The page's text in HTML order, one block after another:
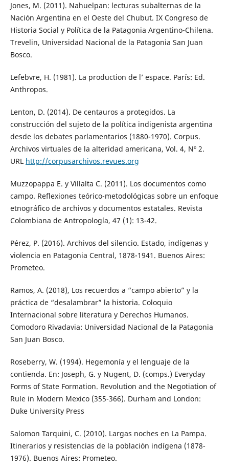
Jones, M. (2011). Nahuelpan: lecturas subalternas de la
Nación Argentina en el Oeste del Chubut. IX Congreso de
Historia Social y Política de la Patagonia Argentino-Chilena.
Trevelin, Universidad Nacional de la Patagonia San Juan
Bosco.
Lefebvre, H. (1981). La production de l’ espace. París: Ed.
Anthropos.
Lenton, D. (2014). De centauros a protegidos. La
construcción del sujeto de la política indigenista argentina
desde los debates parlamentarios (1880-1970). Corpus.
Archivos virtuales de la alteridad americana, Vol. 4, Nº 2.
URL http://corpusarchivos.revues.org
Muzzopappa E. y Villalta C. (2011). Los documentos como
campo. Reflexiones teórico-metodológicas sobre un enfoque
etnográfico de archivos y documentos estatales. Revista
Colombiana de Antropología, 47 (1): 13-42.
Pérez, P. (2016). Archivos del silencio. Estado, indígenas y
violencia en Patagonia Central, 1878-1941. Buenos Aires:
Prometeo.
Ramos, A. (2018), Los recuerdos a “campo abierto” y la
práctica de “desalambrar” la historia. Coloquio
Internacional sobre literatura y Derechos Humanos.
Comodoro Rivadavia: Universidad Nacional de la Patagonia
San Juan Bosco.
Roseberry, W. (1994). Hegemonía y el lenguaje de la
contienda. En: Joseph, G. y Nugent, D. (comps.) Everyday
Forms of State Formation. Revolution and the Negotiation of
Rule in Modern Mexico (355-366). Durham and London:
Duke University Press
Salomon Tarquini, C. (2010). Largas noches en La Pampa.
Itinerarios y resistencias de la población indígena (1878-
1976). Buenos Aires: Prometeo.